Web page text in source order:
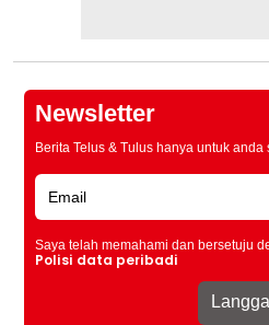
Newsletter
Berita Telus & Tulus hanya untuk
Saya telah memahami dan bersetuju
Polisi data peribadi